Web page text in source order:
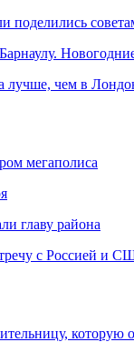
лучше, чем в
мегаполиса
главу района
с Россией и